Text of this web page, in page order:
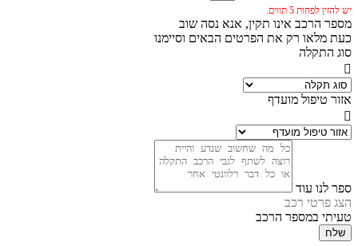
יש להזין לפחות 5 תווים.
מספר הרכב אינו תקין, אנא נסה שוב
כעת מלאו רק את הפרטים הבאים וסיימנו
סוג התקלה
אזור טיפול מועדף
ספר לנו עוד
הצג פרטי רכב
טעיתי במספר הרכב
שלח